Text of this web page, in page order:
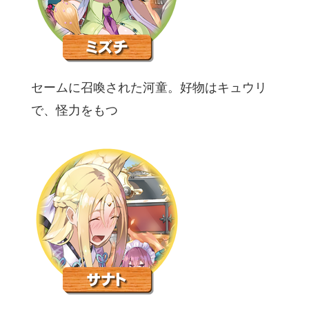
セームに召喚された河童。好物はキュウリ
で、怪力をもつ